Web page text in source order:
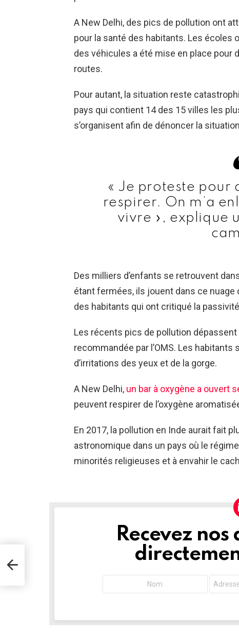
A New Delhi, des pics de pollution ont
pour la santé des habitants. Les
des véhicules a été mise en place pour
routes.
Pour autant, la situation reste
pays qui contient 14 des 15 villes les
s’organisent afin de dénoncer la
« Je proteste pour
respirer. On m’a
vivre », explique
Des milliers d’enfants se retrouvent
étant fermées, ils jouent dans ce
des habitants qui ont critiqué la
Les récents pics de pollution
recommandée par l’OMS. Les
d’irritations des yeux et de la gorge.
A New Delhi, un bar à oxygène a ouvert
peuvent respirer de l’oxygène
En 2017, la pollution en Inde aurait fait
astronomique dans un pays où le
minorités religieuses et à envahir le
NEWSLETTERRecevez